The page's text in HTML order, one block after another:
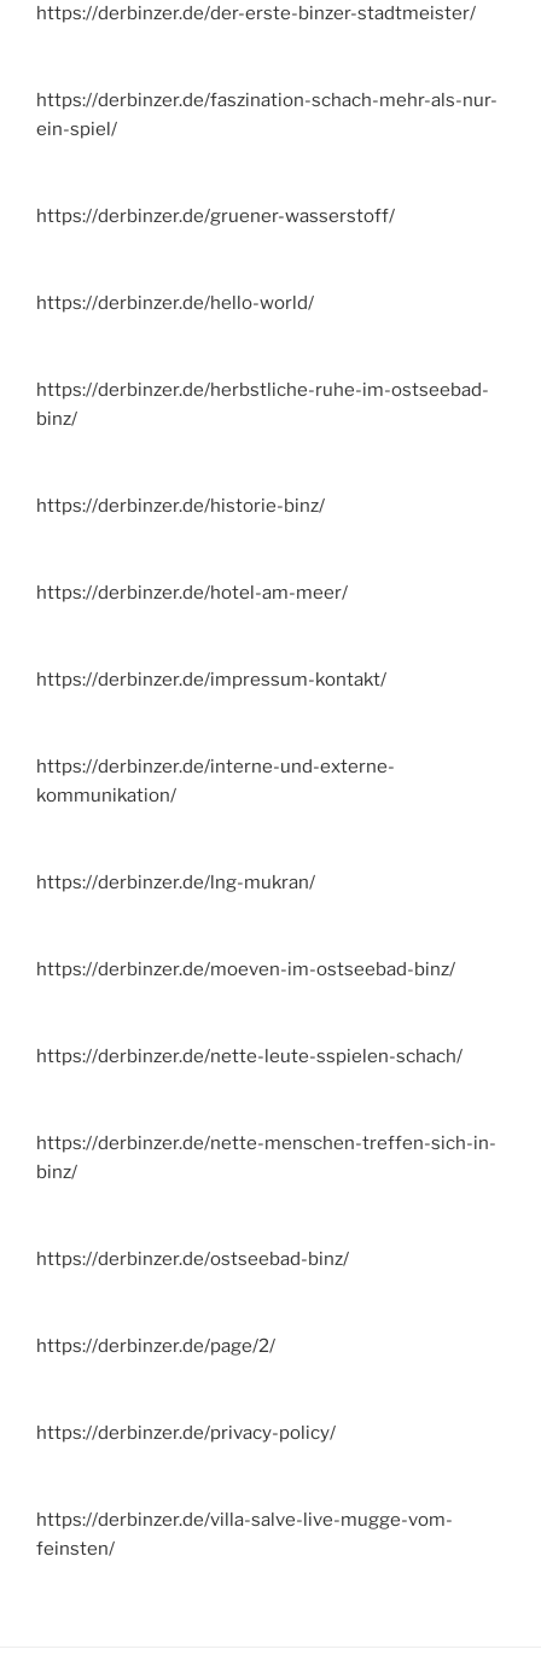
https://derbinzer.de/der-erste-binzer-stadtmeister/
https://derbinzer.de/faszination-schach-mehr-als-nur-
ein-spiel/
https://derbinzer.de/gruener-wasserstoff/
https://derbinzer.de/hello-world/
https://derbinzer.de/herbstliche-ruhe-im-ostseebad-
binz/
https://derbinzer.de/historie-binz/
https://derbinzer.de/hotel-am-meer/
https://derbinzer.de/impressum-kontakt/
https://derbinzer.de/interne-und-externe-
kommunikation/
https://derbinzer.de/lng-mukran/
https://derbinzer.de/moeven-im-ostseebad-binz/
https://derbinzer.de/nette-leute-sspielen-schach/
https://derbinzer.de/nette-menschen-treffen-sich-in-
binz/
https://derbinzer.de/ostseebad-binz/
https://derbinzer.de/page/2/
https://derbinzer.de/privacy-policy/
https://derbinzer.de/villa-salve-live-mugge-vom-
feinsten/